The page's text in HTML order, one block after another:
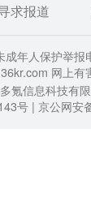
求报道
成年人保护举
网上有
氪信息科技有
号 | 京公网安